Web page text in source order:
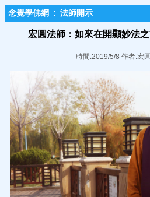
念覺學佛網 : 法師開示
宏圓法師：如來在開顯妙法
時間:2019/5/8 作者:宏